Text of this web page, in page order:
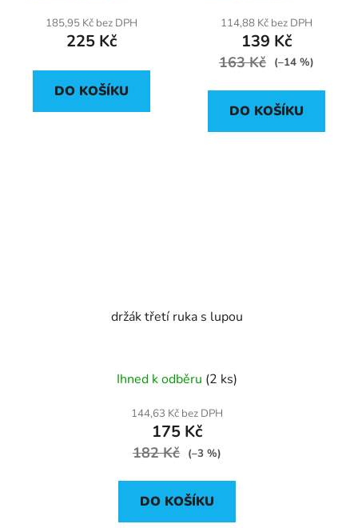
185,95 Kč bez DPH
225 Kč
DO KOŠÍKU
114,88 Kč bez DPH
139 Kč
163 Kč (–14 %)
DO KOŠÍKU
držák třetí ruka s lupou
Ihned k odběru (2 ks)
144,63 Kč bez DPH
175 Kč
182 Kč (–3 %)
DO KOŠÍKU